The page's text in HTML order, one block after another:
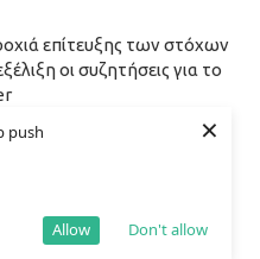
push
Don't allow
Allow
×
επίτευξης των στόχων
οι συζητήσεις για το
2026, 9:21
τα δρομολόγια
Θεσσαλονίκης
2026, 8:44